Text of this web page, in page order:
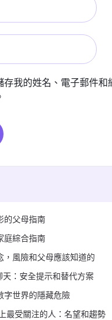
存我的姓名、電子郵件和
的父母指南
庭綜合指南
，風險和父母應該知道的
：安全提示和替代方案
字世界的隱藏危險
最受關注的人：名望和趨勢